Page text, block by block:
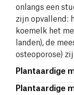
onlangs een
zijn opvallend:
koemelk het
landen), de
osteoporose)
Plantaardige
Plantaardige